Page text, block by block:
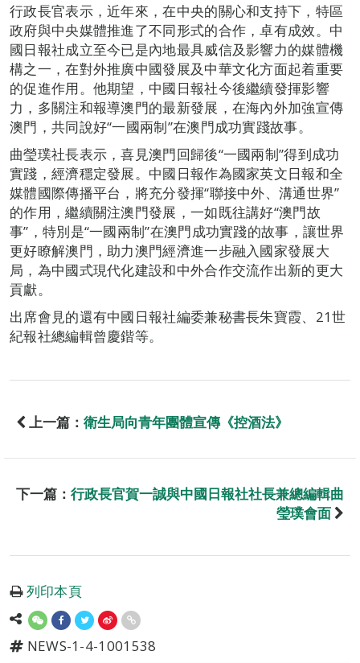
行政長官表示，近年來，在中央的關心和支持下，特區
政府與中央媒體推進了不同形式的合作，卓有成效。中
國日報社成立至今已是內地最具威信及影響力的媒體機
構之一，在對外推廣中國發展及中華文化方面起着重要
的促進作用。他期望，中國日報社今後繼續發揮影響
力，多關注和報導澳門的最新發展，在海內外加強宣傳
澳門，共同說好“一國兩制”在澳門成功實踐故事。
曲瑩璞社長表示，喜見澳門回歸後“一國兩制”得到成功
實踐，經濟穩定發展。中國日報作為國家英文日報和全
媒體國際傳播平台，將充分發揮“聯接中外、溝通世界”
的作用，繼續關注澳門發展，一如既往講好“澳門故
事”，特別是“一國兩制”在澳門成功實踐的故事，讓世界
更好瞭解澳門，助力澳門經濟進一步融入國家發展大
局，為中國式現代化建設和中外合作交流作出新的更大
貢獻。
出席會見的還有中國日報社編委兼秘書長朱寶霞、21世
紀報社總編輯曾慶鍇等。
上一篇： 衛生局向青年團體宣傳《控酒法》
下一篇： 行政長官賀一誠與中國日報社社長兼總編輯曲
瑩璞會面
列印本頁
NEWS-1-4-1001538